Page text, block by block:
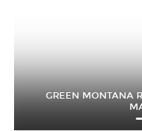
GREEN MONTANA